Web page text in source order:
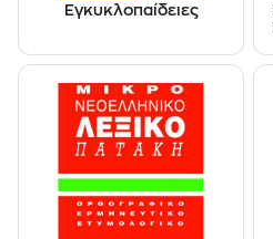
Εγκυκλοπαίδειες